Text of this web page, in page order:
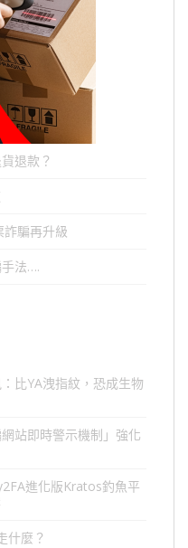
退款？
詐騙再升級
法….
比YA洩指紋，恐成生物
站即時警示機制」強化
進化版Kratos釣魚平
什麼？